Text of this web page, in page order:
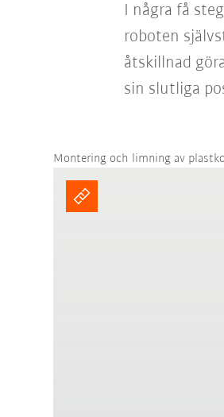
I några få
roboten
åtskillnad
sin slutliga
Montering och limning av